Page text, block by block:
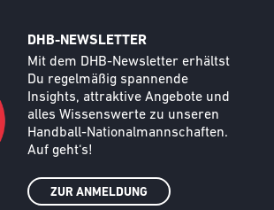
DHB-NEWSLETTER
Text
Mit dem DHB-Newsletter erhältst
Du regelmäßig spannende
Insights, attraktive Angebote und
alles Wissenswerte zu unseren
Handball-Nationalmannschaften.
Auf geht‘s!
ZUR ANMELDUNG